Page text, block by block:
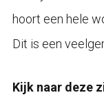
hoort een hele
Dit is een
Kijk naar deze